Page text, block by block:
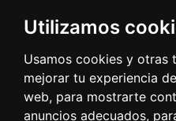
Utilizamos
Usamos cookies y otras
mejorar tu experiencia
web, para mostrarte
anuncios adecuados,